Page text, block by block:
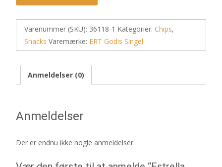
Varenummer (SKU): 36118-1 Kategorier: Chips,
Snacks Varemærke: ERT Godis Singel
Anmeldelser (0)
Anmeldelser
Der er endnu ikke nogle anmeldelser.